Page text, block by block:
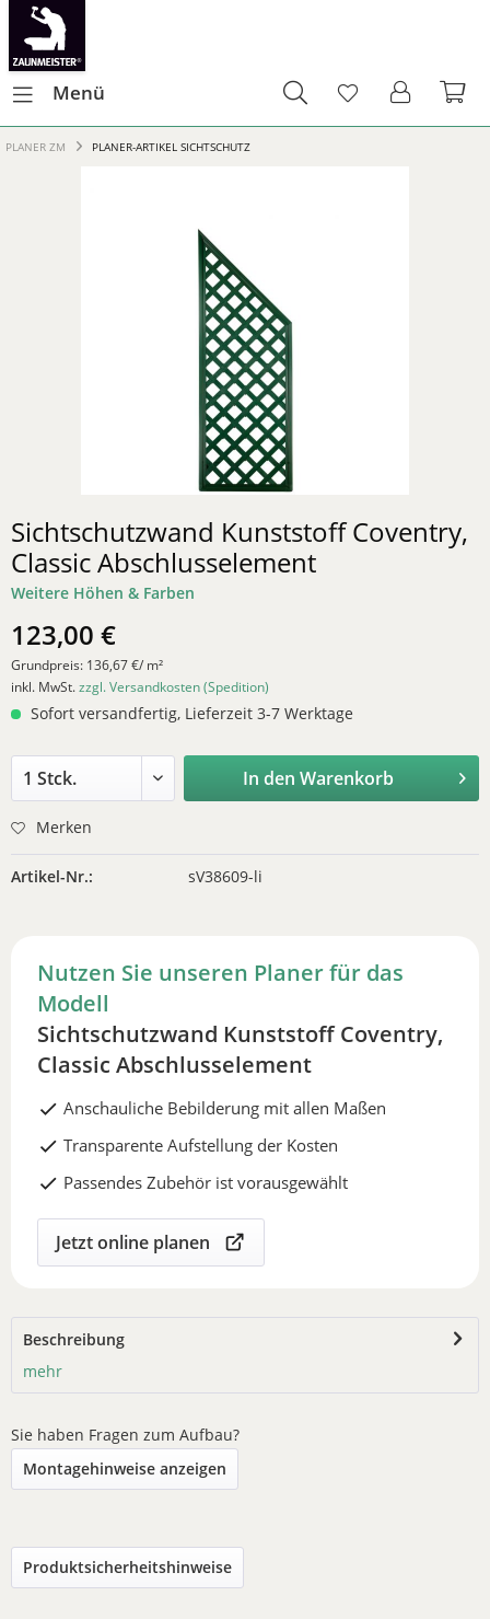
Menü
PLANER ZM PLANER-ARTIKEL SICHTSCHUTZ
Sichtschutzwand Kunststoff Coventry,
Classic Abschlusselement
Weitere Höhen & Farben
123,00 €
Grundpreis: 136,67 €/ m²
inkl. MwSt.zzgl. Versandkosten (Spedition)
Sofort versandfertig, Lieferzeit 3-7 Werktage
In denWarenkorb
Merken
Artikel-Nr.: sV38609-li
Nutzen Sie unseren Planer für das
Modell
Sichtschutzwand Kunststoff Coventry,
Classic Abschlusselement
Anschauliche Bebilderung mit allen Maßen
Transparente Aufstellung der Kosten
Passendes Zubehör ist vorausgewählt
Jetzt online planen
Beschreibung
mehr
Sie haben Fragen zum Aufbau?
Montagehinweise anzeigen
Produktsicherheitshinweise